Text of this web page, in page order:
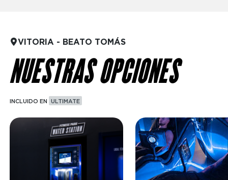
VITORIA - BEATO TOMÁS
NUESTRAS OPCIONES
INCLUIDO EN ULTIMATE
Imagen Imagen